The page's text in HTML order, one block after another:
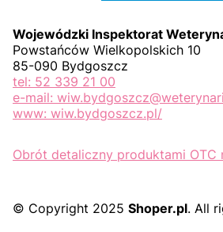
Wojewódzki Inspektorat
Powstańców Wielkopolskich 10
85-090 Bydgoszcz
tel: 52 339 21 00
e-mail:
www: wiw.bydgoszcz.pl/
Obrót detaliczny produktami OTC
© Copyright 2025 Shoper.pl. All